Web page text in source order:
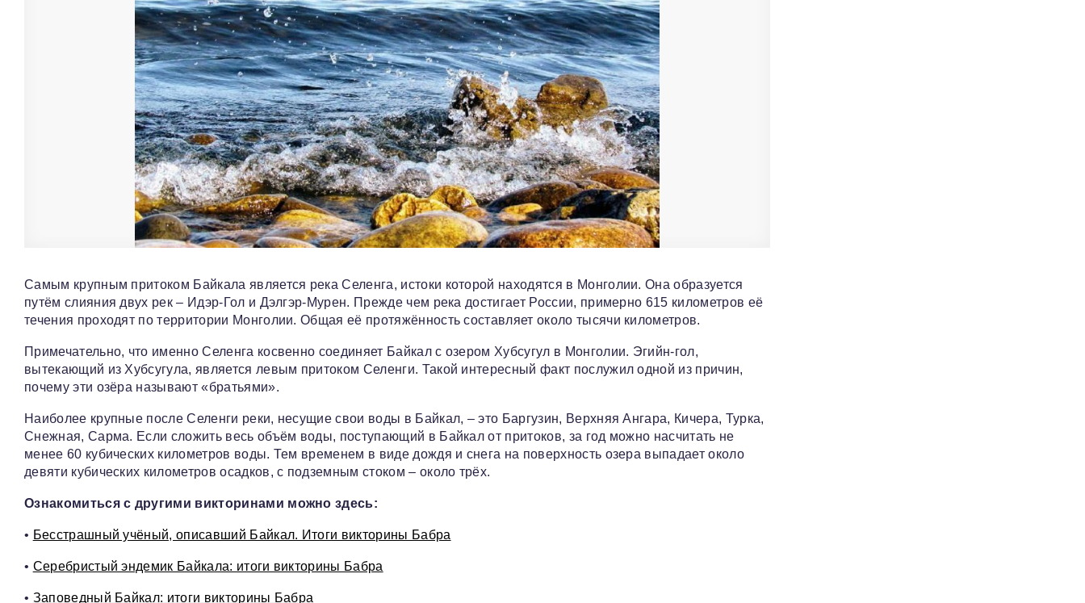
Самым крупным притоком Байкала является река Селенга, истоки которой находятся в Монголии. Она образуется
путём слияния двух рек – Идэр-Гол и Дэлгэр-Мурен. Прежде чем река достигает России, примерно 615 километров её
течения проходят по территории Монголии. Общая её протяжённость составляет около тысячи километров.
Примечательно, что именно Селенга косвенно соединяет Байкал с озером Хубсугул в Монголии. Эгийн-гол,
вытекающий из Хубсугула, является левым притоком Селенги. Такой интересный факт послужил одной из причин,
почему эти озёра называют «братьями».
Наиболее крупные после Селенги реки, несущие свои воды в Байкал, – это Баргузин, Верхняя Ангара, Кичера, Турка,
Снежная, Сарма. Если сложить весь объём воды, поступающий в Байкал от притоков, за год можно насчитать не
менее 60 кубических километров воды. Тем временем в виде дождя и снега на поверхность озера выпадает около
девяти кубических километров осадков, с подземным стоком – около трёх.
Ознакомиться с другими викторинами можно здесь:
• Бесстрашный учёный, описавший Байкал. Итоги викторины Бабра
• Серебристый эндемик Байкала: итоги викторины Бабра
• Заповедный Байкал: итоги викторины Бабра